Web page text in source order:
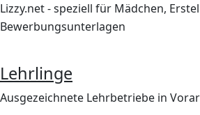
Lizzy.net - speziell für Mädchen,
Bewerbungsunterlagen
Lehrlinge
Ausgezeichnete Lehrbetriebe in